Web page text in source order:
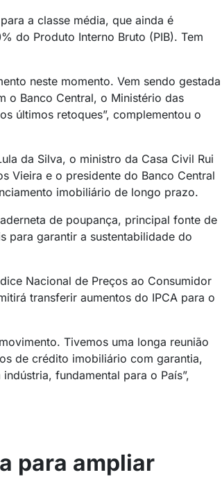
a classe média, que ainda é
do Produto Interno Bruto (PIB). Tem
neste momento. Vem sendo gestada
o Banco Central, o Ministério das
últimos retoques”, complementou o
da Silva, o ministro da Casa Civil Rui
Vieira e o presidente do Banco Central
imobiliário de longo prazo.
de poupança, principal fonte de
para garantir a sustentabilidade do
Nacional de Preços ao Consumidor
transferir aumentos do IPCA para o
Tivemos uma longa reunião
de crédito imobiliário com garantia,
fundamental para o País”,
para ampliar